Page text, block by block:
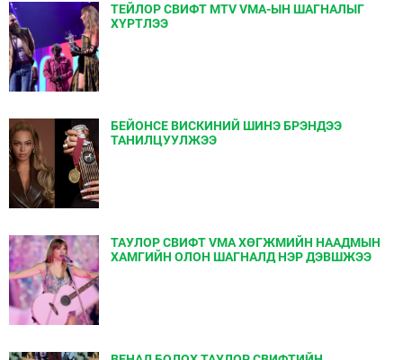
ТЕЙЛОР СВИФТ MTV VMA-ЫН ШАГНАЛЫГ
ХҮРТЛЭЭ
БЕЙОНСЕ ВИСКИНИЙ ШИНЭ БРЭНДЭЭ
ТАНИЛЦУУЛЖЭЭ
ТАУЛОР СВИФТ VMA ХӨГЖМИЙН НААДМЫН
ХАМГИЙН ОЛОН ШАГНАЛД НЭР ДЭВШЖЭЭ